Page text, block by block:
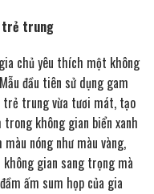
trẻ trung
chủ yêu thích một không
đầu tiên sử dụng gam
trẻ trung vừa tươi mát, tạo
không gian biển xanh
nóng như màu vàng,
gian sang trọng mà
ấm sum họp của gia